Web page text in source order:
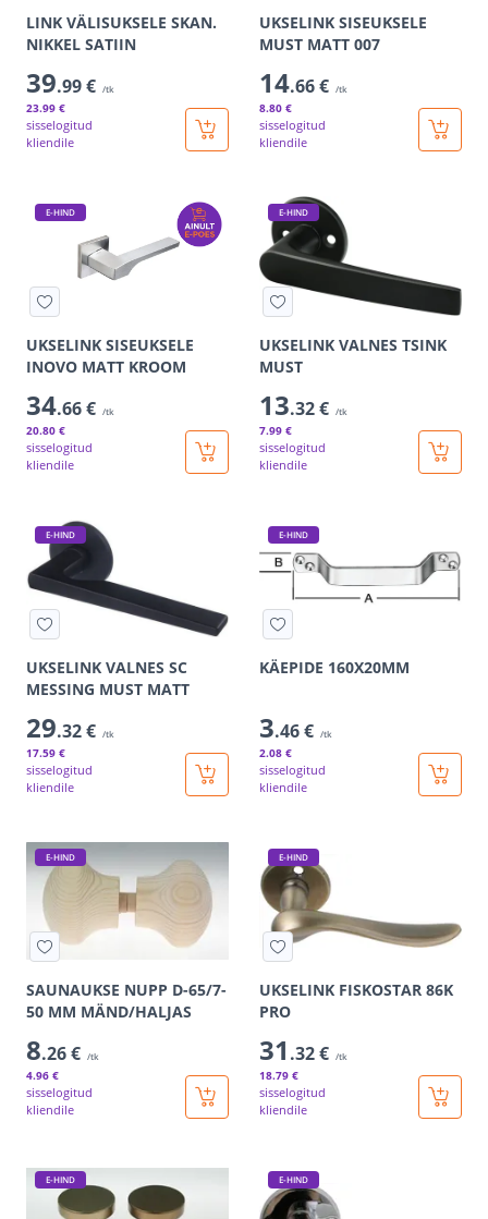
LINK VÄLISUKSELE SKAN.
NIKKEL SATIIN
39.99 € /tk
23.99 €
sisselogitud
kliendile
UKSELINK SISEUKSELE
MUST MATT 007
14.66 € /tk
8.80 €
sisselogitud
kliendile
E-HIND
UKSELINK SISEUKSELE
INOVO MATT KROOM
34.66 € /tk
20.80 €
sisselogitud
kliendile
E-HIND
UKSELINK VALNES TSINK
MUST
13.32 € /tk
7.99 €
sisselogitud
kliendile
E-HIND
UKSELINK VALNES SC
MESSING MUST MATT
29.32 € /tk
17.59 €
sisselogitud
kliendile
E-HIND
KÄEPIDE 160X20MM
3.46 € /tk
2.08 €
sisselogitud
kliendile
E-HIND
SAUNAUKSE NUPP D-65/7-
50 MM MÄND/HALJAS
8.26 € /tk
4.96 €
sisselogitud
kliendile
E-HIND
UKSELINK FISKOSTAR 86K
PRO
31 .32 € /tk
18.79 €
sisselogitud
kliendile
E-HIND E-HIND